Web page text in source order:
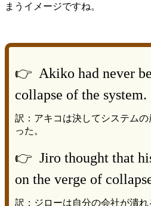
まうイメージですね。
👉 Akiko had never
collapse of the system.
訳：アキコは決してシステム
った。
👉 Jiro thought that
on the verge of
訳：ジローは自分の会社が潰